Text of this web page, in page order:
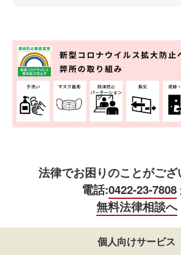
法律でお困りのことがござ
電話:0422-23-7808
無料法律相談へ
個人向けサービス